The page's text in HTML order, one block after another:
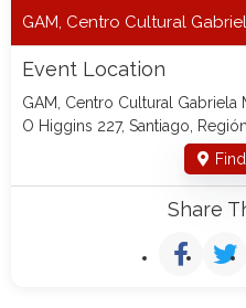
GAM, Centro Cultural
Event Location
GAM, Centro Cultural Gabriela
O Higgins 227, Santiago,
Share